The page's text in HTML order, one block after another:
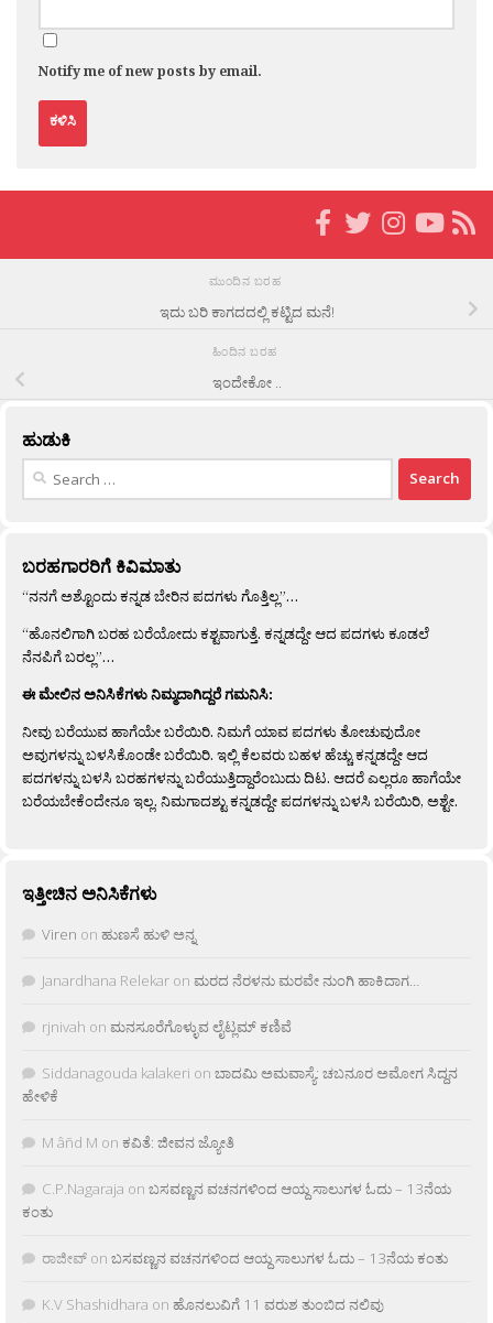
Notify me of new posts by email.
ಮುಂದಿನ ಬರಹ
ಇದು ಬರಿ ಕಾಗದದಲ್ಲಿ ಕಟ್ಟಿದ ಮನೆ!
ಹಿಂದಿನ ಬರಹ
ಇಂದೇಕೋ ..
ಹುಡುಕಿ
Search
ಬರಹಗಾರರಿಗೆ ಕಿವಿಮಾತು
“ನನಗೆ ಅಶ್ಟೊಂದು ಕನ್ನಡ ಬೇರಿನ ಪದಗಳು ಗೊತ್ತಿಲ್ಲ”…
“ಹೊನಲಿಗಾಗಿ ಬರಹ ಬರೆಯೋದು ಕಶ್ಟವಾಗುತ್ತೆ. ಕನ್ನಡದ್ದೇ ಆದ ಪದಗಳು ಕೂಡಲೆ
ನೆನಪಿಗೆ ಬರಲ್ಲ”…
ಈ ಮೇಲಿನ ಅನಿಸಿಕೆಗಳು ನಿಮ್ಮದಾಗಿದ್ದರೆ ಗಮನಿಸಿ:
ನೀವು ಬರೆಯುವ ಹಾಗೆಯೇ ಬರೆಯಿರಿ. ನಿಮಗೆ ಯಾವ ಪದಗಳು ತೋಚುವುದೋ
ಅವುಗಳನ್ನು ಬಳಸಿಕೊಂಡೇ ಬರೆಯಿರಿ. ಇಲ್ಲಿ ಕೆಲವರು ಬಹಳ ಹೆಚ್ಚು ಕನ್ನಡದ್ದೇ ಆದ
ಪದಗಳನ್ನು ಬಳಸಿ ಬರಹಗಳನ್ನು ಬರೆಯುತ್ತಿದ್ದಾರೆಂಬುದು ದಿಟ. ಆದರೆ ಎಲ್ಲರೂ ಹಾಗೆಯೇ
ಬರೆಯಬೇಕೆಂದೇನೂ ಇಲ್ಲ. ನಿಮಗಾದಶ್ಟು ಕನ್ನಡದ್ದೇ ಪದಗಳನ್ನು ಬಳಸಿ ಬರೆಯಿರಿ, ಅಶ್ಟೇ.
ಇತ್ತೀಚಿನ ಅನಿಸಿಕೆಗಳು
Viren on ಹುಣಸೆ ಹುಳಿ ಅನ್ನ
Janardhana Relekar on ಮರದ ನೆರಳನು ಮರವೇ ನುಂಗಿ ಹಾಕಿದಾಗ…
rjnivah on ಮನಸೂರೆಗೊಳ್ಳುವ ಲೈಟ್ಲಮ್ ಕಣಿವೆ
Siddanagouda kalakeri on ಬಾದಮಿ ಅಮವಾಸ್ಯೆ: ಚಬನೂರ ಅಮೋಗ ಸಿದ್ದನ
ಹೇಳಿಕೆ
M âñd M on ಕವಿತೆ: ಜೀವನ ಜ್ಯೋತಿ
C.P.Nagaraja on ಬಸವಣ್ಣನ ವಚನಗಳಿಂದ ಆಯ್ದ ಸಾಲುಗಳ ಓದು – 13ನೆಯ
ಕಂತು
ರಾಜೀವ್ on ಬಸವಣ್ಣನ ವಚನಗಳಿಂದ ಆಯ್ದ ಸಾಲುಗಳ ಓದು – 13ನೆಯ ಕಂತು
K.V Shashidhara on ಹೊನಲುವಿಗೆ 11 ವರುಶ ತುಂಬಿದ ನಲಿವು